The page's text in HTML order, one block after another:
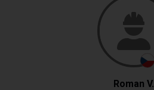
Roman V.